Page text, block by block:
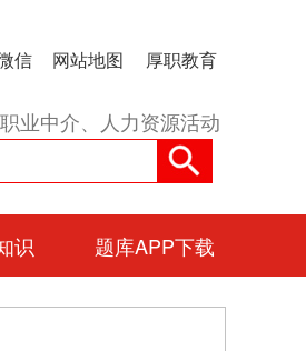
信 网站地图 厚职教育
业中介、人力资源活动
识 题库APP下载